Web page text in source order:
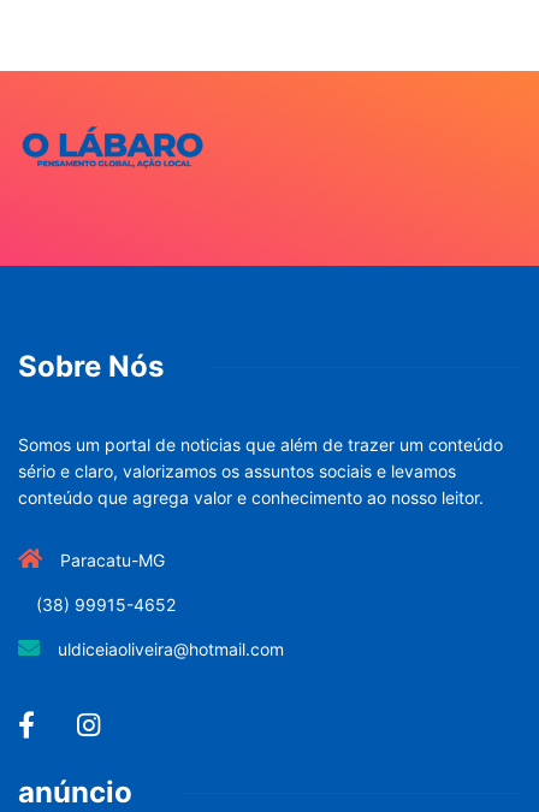
Sobre Nós
Somos um portal de noticias que além de trazer um conteúdo
sério e claro, valorizamos os assuntos sociais e levamos
conteúdo que agrega valor e conhecimento ao nosso leitor.
Paracatu-MG
(38) 99915-4652
uldiceiaoliveira@hotmail.com
anúncio